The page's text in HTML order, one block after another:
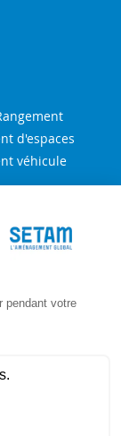
d'espaces
véhicule